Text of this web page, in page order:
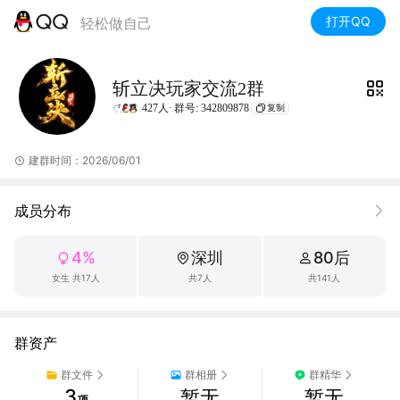
轻松做自己 打开QQ
斩立决玩家交流2群
427人· 群号: 342809878 复制
建群时间：2026/06/01
成员分布
4%
女生 共17人
深圳
共7人
80后
共141人
群资产
群文件 群相册 群精华